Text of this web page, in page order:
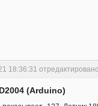
18:36:31
(Arduino)